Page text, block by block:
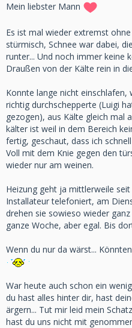
Mein liebster Mann
Es ist mal wieder extremst
stürmisch, Schnee war dabei,
runter... Und noch immer keine
Draußen von der Kälte rein in
Konnte lange nicht
richtig durchschepperte (Luigi
gezogen), aus Kälte gleich mal
kälter ist weil in dem Bereich
fertig, geschaut, dass ich
Voll mit dem Knie gegen den
wieder nur am weinen.
Heizung geht ja mittlerweile
Installateur telefoniert, am
drehen sie sowieso wieder
ganze Woche, aber egal. Bis
Wenn du nur da wärst...
War heute auch schon ein
du hast alles hinter dir, hast
ärgern... Tut mir leid mein
hast du uns nicht mit